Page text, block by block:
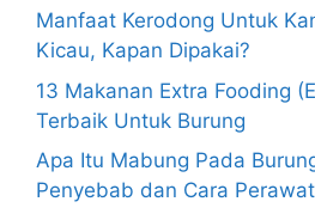
Manfaat Kerodong Untuk
Kicau, Kapan Dipakai?
13 Makanan Extra Fooding
Terbaik Untuk Burung
Apa Itu Mabung Pada
Penyebab dan Cara